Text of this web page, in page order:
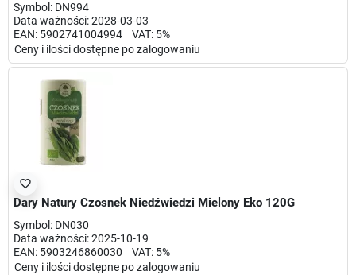
Symbol: DN994
Data ważności: 2028-03-03
EAN: 5902741004994 VAT: 5%
Ceny i ilości dostępne po zalogowaniu
favorite_border
Dary Natury Czosnek Niedźwiedzi Mielony Eko 120G
Symbol: DN030
Data ważności: 2025-10-19
EAN: 5903246860030 VAT: 5%
Ceny i ilości dostępne po zalogowaniu